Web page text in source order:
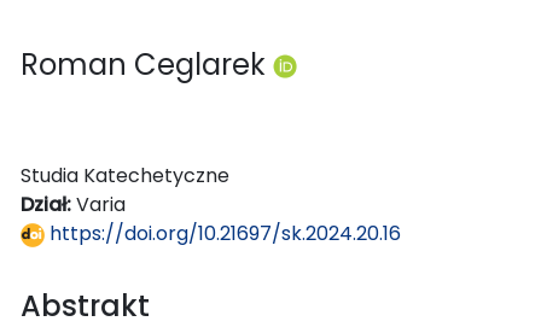
Roman Ceglarek
Studia Katechetyczne
Dział:Varia
https://doi.org/10.21697/sk.2024.20.16
Abstrakt